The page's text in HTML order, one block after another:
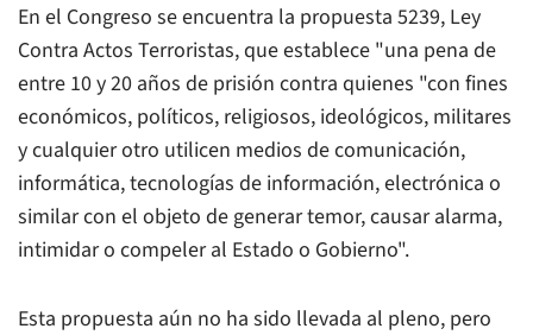
En el Congreso se encuentra la propuesta 5239, Ley
Contra Actos Terroristas, que establece "una pena de
entre 10 y 20 años de prisión contra quienes "con fines
económicos, políticos, religiosos, ideológicos, militares
y cualquier otro utilicen medios de comunicación,
informática, tecnologías de información, electrónica o
similar con el objeto de generar temor, causar alarma,
intimidar o compeler al Estado o Gobierno".
Esta propuesta aún no ha sido llevada al pleno, pero